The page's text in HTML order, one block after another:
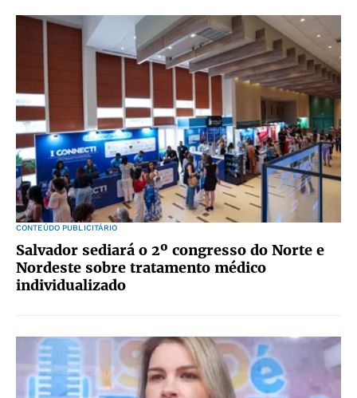
CONTEÚDO PUBLICITÁRIO
Salvador sediará o 2º congresso do Norte e
Nordeste sobre tratamento médico
individualizado